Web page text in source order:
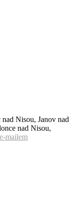
Nisou, Janov nad
nad Nisou,
mailem